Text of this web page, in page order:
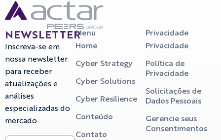
NEWSLETTER
Inscreva-se em
nossa newsletter
para receber
atualizações e
análises
especializadas do
mercado.
Menu
Home
Cyber Strategy
Cyber Solutions
Cyber Resilience
Conteúdo
Contato
Privacidade
Privacidade
Política de
Privacidade
Solicitações de
Dados Pessoais
Gerencie seus
Consentimentos